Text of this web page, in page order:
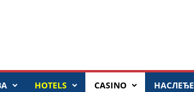
HOTELS CASINO НАСЛЕЂЕ